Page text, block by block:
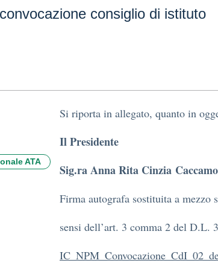
convocazione consiglio di istituto
Si riporta in allegato, quanto in
Il Presidente
Sig.ra Anna Rita Cinzia Caccamo
Firma autografa sostituita a mezzo
sensi dell’art. 3 comma 2 del D.L.
ATA